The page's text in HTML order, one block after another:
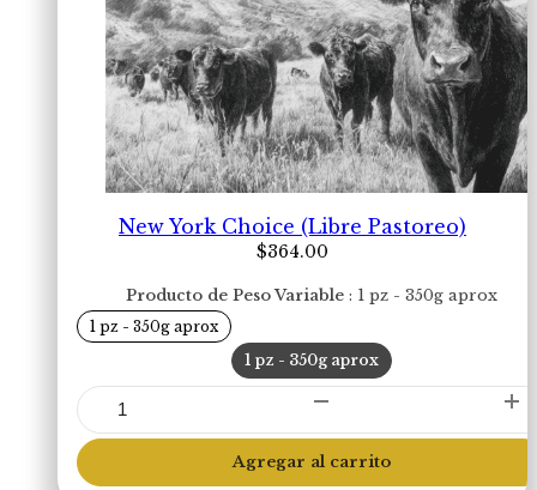
New York Choice (Libre Pastoreo)
$364.00
Producto de Peso Variable 1 pz - 350g aprox
1 pz - 350g aprox
1 pz - 350g aprox
New
York
Choice
(Libre
Pastoreo)
Agregar al carrito